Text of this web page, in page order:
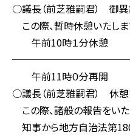
○議長（前芝雅嗣君） 御異
この際、暫時休憩いたしま
午前10時１分休憩
午前11時０分再開
○議長（前芝雅嗣君） 休憩
この際、諸般の報告をいた
知事から地方自治法第